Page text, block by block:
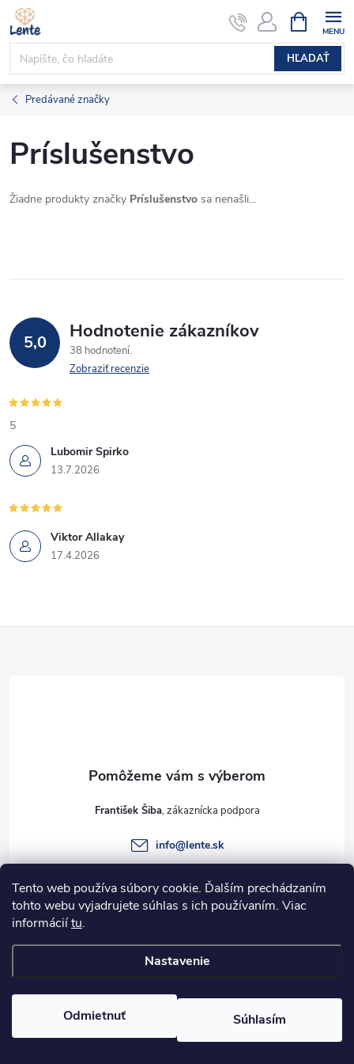
Tento web používa súbory cookie. Ďalším prechádzaním
tohto webu vyjadrujete súhlas s ich používaním. Viac
informáciítu.
Nastavenie
Odmietnuť Súhlasím
Prejsť
na
obsah
HĽADAŤ
KOŠÍK
Predávané značky
Príslušenstvo
Žiadne produkty značky Príslušenstvo sa nenašli...
5,0 Hodnotenie zákazníkov
38 hodnotení
Zobraziť recenzie
Lubomir Spirko
13.7.2026
5
Viktor Allakay
17.4.2026
e
František Šiba
info@lente.sk
Informácie pre vás
. Všetky práva vyhradené.